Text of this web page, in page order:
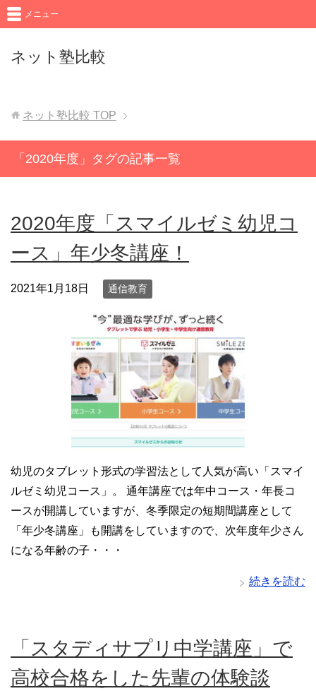
ネット塾比較
メニュー
ネット塾比較 TOP
「2020年度」タグの記事一覧
2020年度「スマイルゼミ幼児コ
ース」年少冬講座！
2021年1月18日 通信教育
幼児のタブレット形式の学習法として人気が高い「スマイ
ルゼミ幼児コース」。 通年講座では年中コース・年長コ
ースが開講していますが、冬季限定の短期間講座として
「年少冬講座」も開講をしていますので、次年度年少さん
になる年齢の子・・・
続きを読む
「スタディサプリ中学講座」で
高校合格をした先輩の体験談